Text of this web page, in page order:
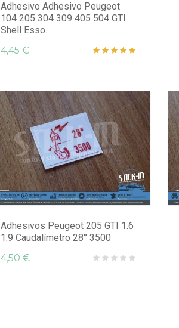
Adhesivo Adhesivo Peugeot
104 205 304 309 405 504 GTI
Shell Esso...
4,45 €
Adhesivos Peugeot 205 GTI 1.6
1.9 Caudalímetro 28° 3500
4,50 €